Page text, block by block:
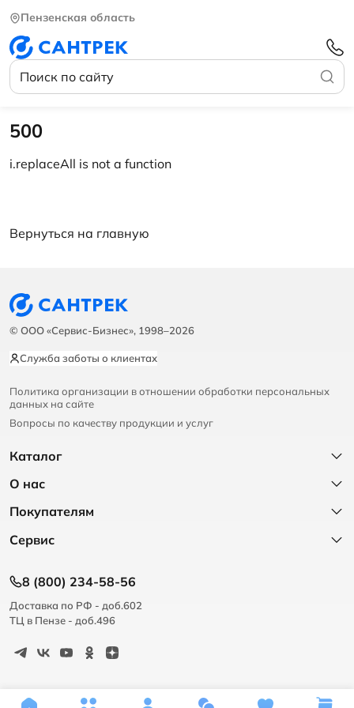
Пензенская область
500
i.replaceAll is not a function
Вернуться на главную
© ООО «Сервис-Бизнес», 1998–2026
Служба заботы о клиентах
Политика организации в отношении обработки персональных
данных на сайте
Вопросы по качеству продукции и услуг
Каталог
О нас
Покупателям
Сервис
8 (800) 234-58-56
Доставка по РФ - доб.602
ТЦ в Пензе - доб.496